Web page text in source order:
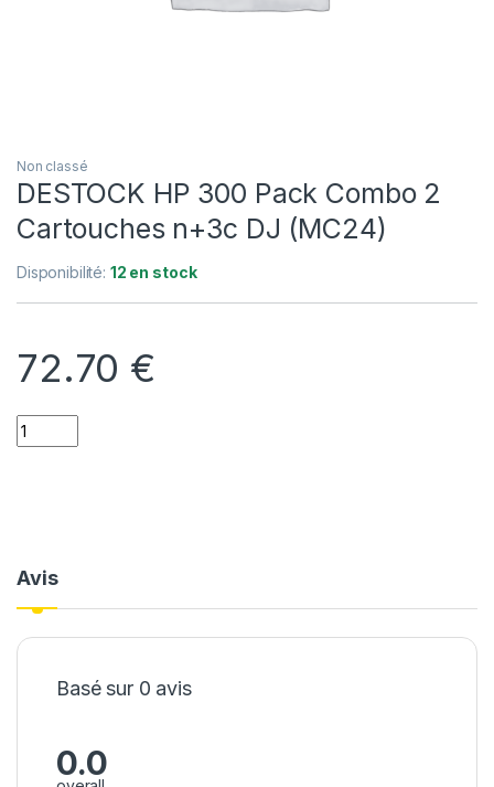
Non classé
DESTOCK HP 300 Pack Combo 2
Cartouches n+3c DJ (MC24)
Disponibilité: 12 en stock
72.70 €
Quantity
Avis
Basé sur 0 avis
0.0